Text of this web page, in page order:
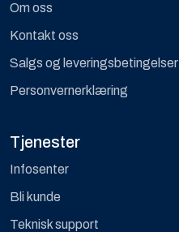
Om oss
Kontakt oss
Salgs og leveringsbetingelser
Personvernerklæring
Tjenester
Infosenter
Bli kunde
Teknisk support